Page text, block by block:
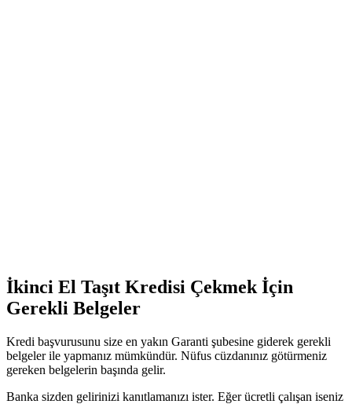
İkinci El Taşıt Kredisi Çekmek İçin
Gerekli Belgeler
Kredi başvurusunu size en yakın Garanti şubesine giderek gerekli
belgeler ile yapmanız mümkündür. Nüfus cüzdanınız götürmeniz
gereken belgelerin başında gelir.
Banka sizden gelirinizi kanıtlamanızı ister. Eğer ücretli çalışan iseniz